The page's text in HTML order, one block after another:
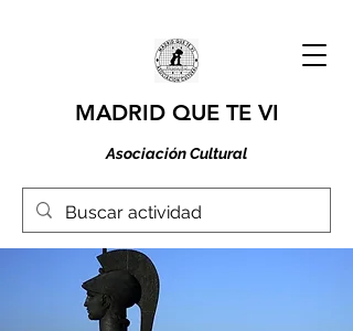
MADRID QUE TE VI
Asociación Cultural